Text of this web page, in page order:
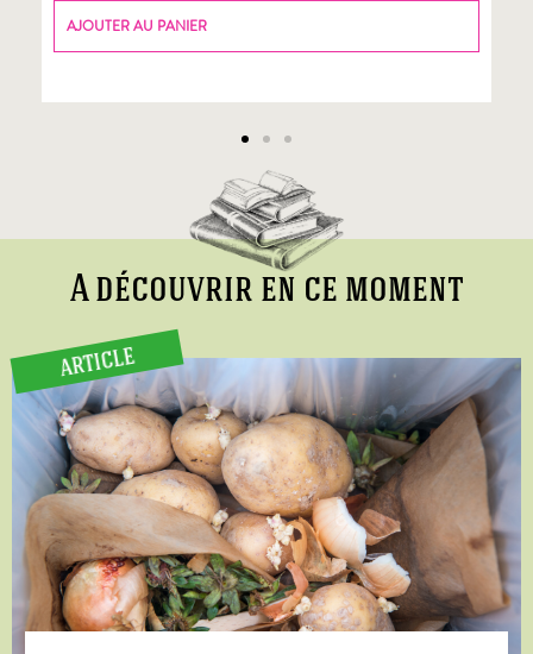
AJOUTER AU PANIER
A découvrir en ce moment
ARTICLE